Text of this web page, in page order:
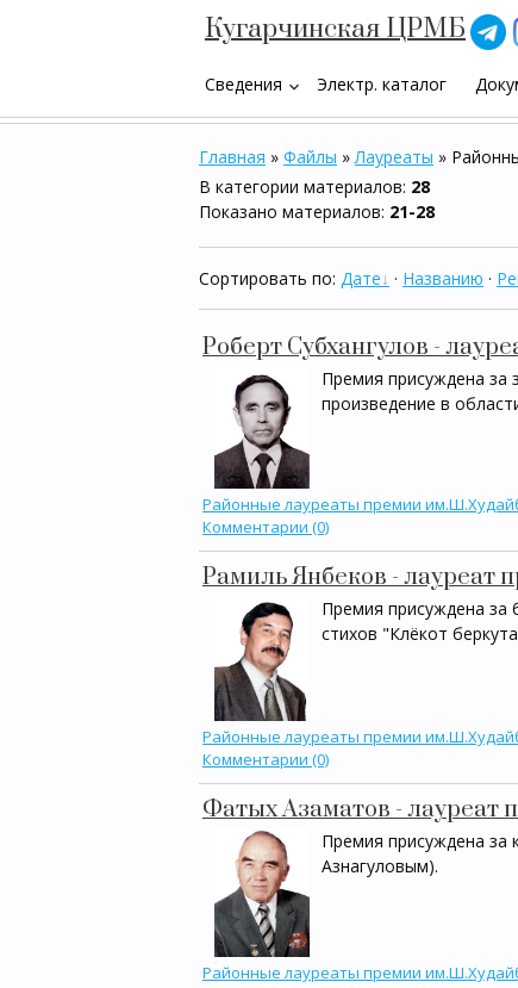
Кугарчинская ЦРМБ
Сведения keyboard_arrow_down Электр. каталог
Главная » Файлы »Лауреаты »
В категории материалов: 28
Показано материалов: 21-28
Сортировать по: Дате · Названию ·
Роберт Субхангулов -
Премия присуждена за
произведение в
Районные лауреаты премии
Комментарии (0)
Рамиль Янбеков - лауреат
Премия присуждена за
стихов "Клёкот
Районные лауреаты премии
Комментарии (0)
Фатых Азаматов - лауреат
Премия присуждена за
Азнагуловым).
Районные лауреаты премии